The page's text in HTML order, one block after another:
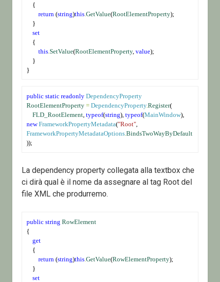
    {
return (string)this .GetValue(RootElementProperty);
    }
set
    {
this .SetValue(RootElementProperty, value);
    }
}
public static readonly DependencyProperty
RootElementProperty = DependencyProperty.Register(
FLD_RootElement, typeof(string), typeof(MainWindow
new FrameworkPropertyMetadata("Root"
FrameworkPropertyMetadataOptions.BindsTwoWayByDefault
));
La dependency property collegata alla textbox che
ci dirà qual è il nome da assegnare al tag Root del
file XML che produrremo.
public string RowElement
{
get
    {
return (string)this .GetValue(RowElementProperty);
    }
set